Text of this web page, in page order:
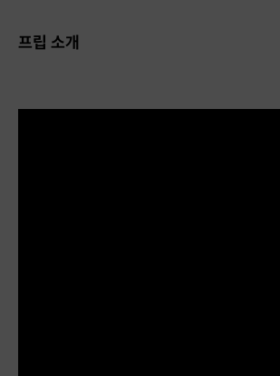
프립 소개